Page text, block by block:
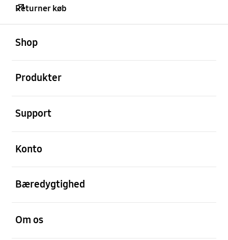
Returner køb
Shop
Produkter
Support
Konto
Bæredygtighed
Om os